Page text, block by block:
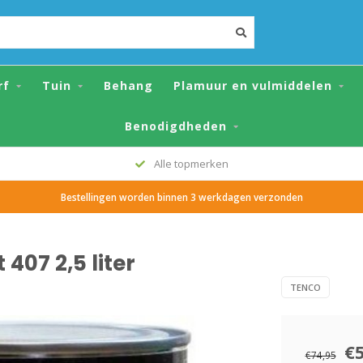
Tuin Behang Plamuur en vulmiddelen
Benodigdheden
Alle topmerken
Bestellingen worden binnen 3 werkdagen verzonden
407 2,5 liter
TENCO
€74,95